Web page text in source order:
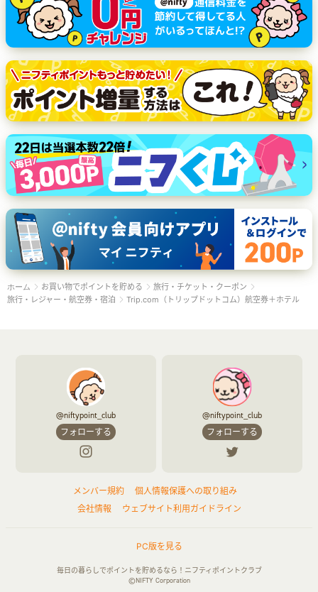
ホーム お買い物でポイントを貯める
旅行・チケット・クーポン
旅行・レジャー・航空券・宿泊
Trip.com（トリップドットコム）航空券＋ホテル
@niftypoint_club
フォローする
@niftypoint_club
フォローする
メンバー規約
個人情報保護への取り組み
会社情報
ウェブサイト利用ガイドライン
PC版を見る
毎日の暮らしでポイントを貯めるなら！ニフティポイントクラブ
©NIFTY Corporation